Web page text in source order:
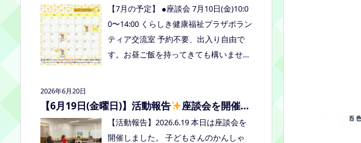
【7月の予定】 ●座談会 7月10日(金)10:0
0〜14:00 くらしき健康福祉プラザボラン
ティア交流室 予約不要、出入り自由で
す。お昼ご飯を持ってきても構いません
談会(北村がゲストスピーカーで参加し
2026年6月20日
【6月19日(金曜日)】活動報告
座談会を開催し
ました
【活動報告】2026.6.19 本日は座談会を
開催しました。 子どもさんのかんしゃ